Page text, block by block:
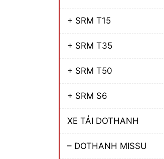
+ SRM T15
+ SRM T35
+ SRM T50
+ SRM S6
XE TẢI DOTHANH
– DOTHANH MISSU